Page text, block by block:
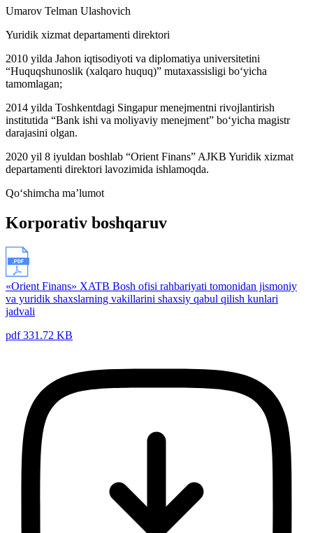
Umarov Telman Ulashovich
Yuridik xizmat departamenti direktori
2010 yilda Jahon iqtisodiyoti va diplomatiya universitetini
“Huquqshunoslik (xalqaro huquq)” mutaxassisligi bo‘yicha
tamomlagan;
2014 yilda Toshkentdagi Singapur menejmentni rivojlantirish
institutida “Bank ishi va moliyaviy menejment” bo‘yicha magistr
darajasini olgan.
2020 yil 8 iyuldan boshlab “Orient Finans” AJKB Yuridik xizmat
departamenti direktori lavozimida ishlamoqda.
Qo‘shimcha ma’lumot
Korporativ boshqaruv
«Orient Finans» XATB Bosh ofisi rahbariyati tomonidan jismoniy
va yuridik shaxslarning vakillarini shaxsiy qabul qilish kunlari
jadvali
pdf 331.72 KB